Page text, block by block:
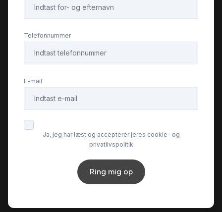
Telefonnummer
E-mail
Ja, jeg har læst og accepterer jeres cookie- og
privatlivspolitik
Ring mig op